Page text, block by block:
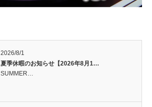
2026/8/1
夏季休暇のお知らせ【2026年8月1…
SUMMER…